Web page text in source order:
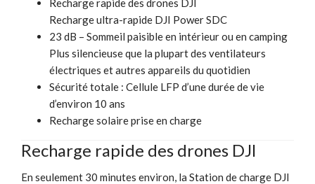
Recharge ultra-rapide DJI Power SDC
23 dB – Sommeil paisible en intérieur ou en camping
Plus silencieuse que la plupart des ventilateurs
électriques et autres appareils du quotidien
Sécurité totale : Cellule LFP d’une durée de vie
d’environ 10 ans
Recharge solaire prise en charge
Recharge rapide des drones DJI
En seulement 30 minutes environ, la Station de charge DJI